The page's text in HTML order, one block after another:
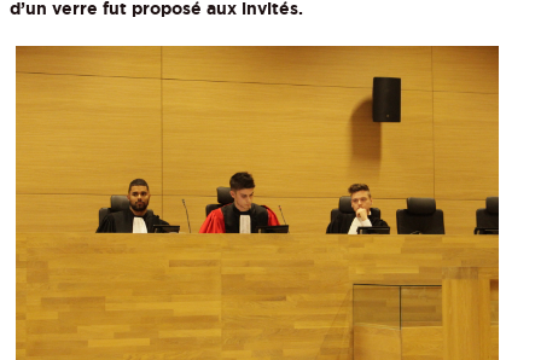
d’un verre fut proposé aux invités.